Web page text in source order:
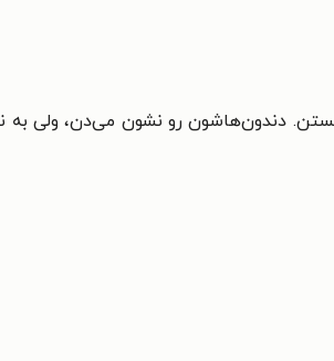
دندون‌هاشون رو نشون می‌دن، ولی